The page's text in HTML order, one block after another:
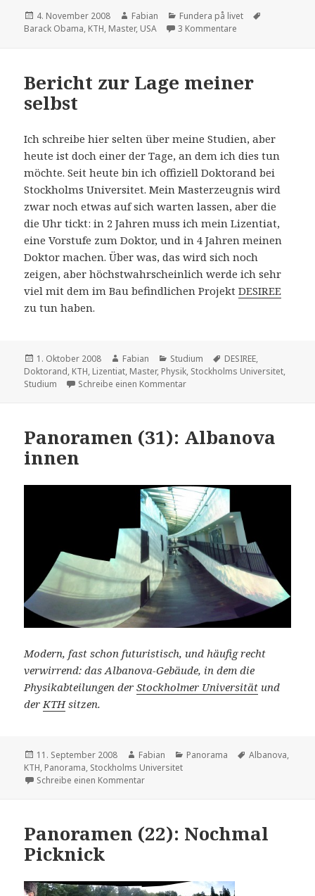
Veröffentlicht
am
4. November 2008 Autor
Fabian Kategorien
Fundera på livet
Barack Obama, KTH, Master, USA 3 Kommentare
Bericht zur Lage meiner
selbst
Ich schreibe hier selten über meine Studien, aber
heute ist doch einer der Tage, an dem ich dies tun
möchte. Seit heute bin ich offiziell Doktorand bei
Stockholms Universitet. Mein Masterzeugnis wird
zwar noch etwas auf sich warten lassen, aber die
die Uhr tickt: in 2 Jahren muss ich mein Lizentiat,
eine Vorstufe zum Doktor, und in 4 Jahren meinen
Doktor machen. Über was, das wird sich noch
zeigen, aber höchstwahrscheinlich werde ich sehr
viel mit dem im Bau befindlichen ProjektDESIREE
zu tun haben.
Veröffentlicht
am
1. Oktober 2008 Autor
Fabian Kategorien
Studium Schlagwörter
DESIREE,
Doktorand, KTH, Lizentiat, Master, Physik, Stockholms Universitet,
Studium
Schreibe einen Kommentarzu Bericht zur Lage meiner
Panoramen (31): Albanova
innen
Modern, fast schon futuristisch, und häufig recht
verwirrend: das Albanova-Gebäude, in dem die
Physikabteilungen derStockholmer Universität und
der KTHsitzen.
Veröffentlicht
am
11. September 2008 Autor
Fabian Kategorien
Panorama Schlagwörter
Albanova,
KTH, Panorama, Stockholms Universitet
Schreibe einen Kommentarzu Panoramen (31): Albanova innen
Panoramen (22): Nochmal
Picknick